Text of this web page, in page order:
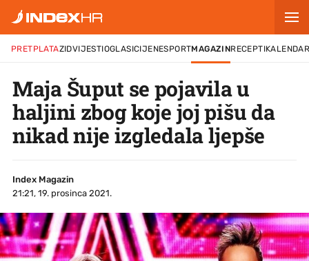
PRETPLATAZIDVIJESTIOGLASICIJENESPORTMAGAZINRECEPTI
Maja Šuput se pojavila u
haljini zbog koje joj pišu da
nikad nije izgledala ljepše
Index Magazin
21:21, 19. prosinca 2021.